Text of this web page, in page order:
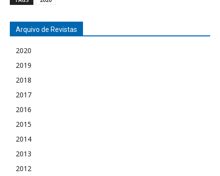
Arquivo de Revistas
2020
2019
2018
2017
2016
2015
2014
2013
2012